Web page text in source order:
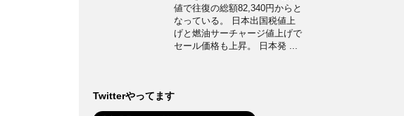
値で往復の総額82,340円からと
なっている。 日本出国税値上
げと燃油サーチャージ値上げで
セール価格も上昇。 日本発 ...
Twitterやってます